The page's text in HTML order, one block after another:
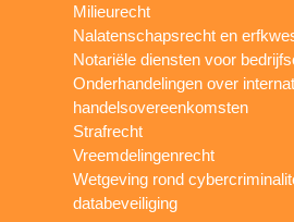
Milieurecht
Nalatenschapsrecht en
Notariële diensten voor
Onderhandelingen over
handelsovereenkomsten
Strafrecht
Vreemdelingenrecht
Wetgeving rond
databeveiliging